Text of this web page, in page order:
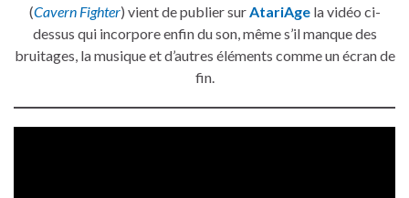
(Cavern Fighter) vient de publier sur AtariAgela vidéo ci-
dessus qui incorpore enfin du son, même s’il manque des
bruitages, la musique et d’autres éléments comme un écran de
fin.